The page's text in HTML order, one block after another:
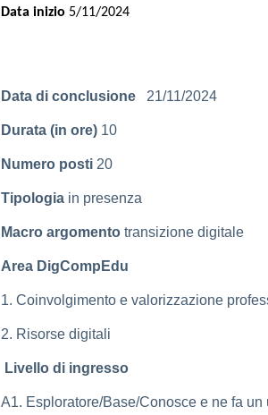
Data inizio 5/11/2024
Data di conclusione 21/11/2024
Durata (in ore) 10
Numero posti 20
Tipologia in presenza
Macro argomento transizione digitale
Area DigCompEdu
1. Coinvolgimento e valorizzazione
2. Risorse digitali
Livello di ingresso
A1. Esploratore/Base/Conosce e ne fa un